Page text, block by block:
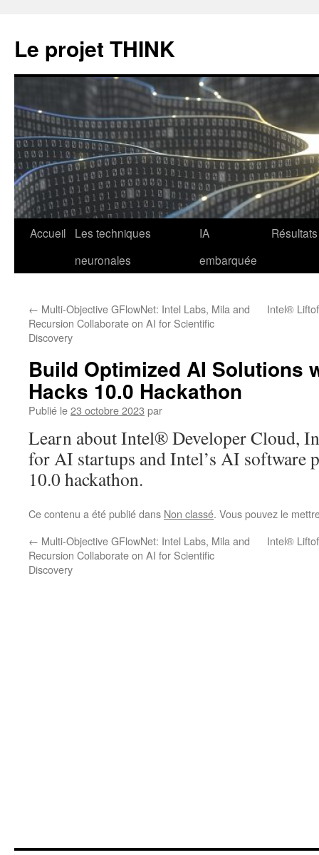
Le projet THINK
Aller
Accueil
Les techniques
neuronales
IA
embarquée
Résultats
← Multi-Objective GFlowNet: Intel Labs, Mila and
Recursion Collaborate on AI for Scientific
Discovery
Intel®
Build Optimized AI Solutions
Hacks 10.0 Hackathon
Publié le23 octobre 2023 par
Learn about Intel® Developer Cloud,
for AI startups and Intel’s AI software
10.0 hackathon.
Ce contenu a été publié dans Non classé. Vous pouvez le
← Multi-Objective GFlowNet: Intel Labs, Mila and
Recursion Collaborate on AI for Scientific
Discovery
Intel®